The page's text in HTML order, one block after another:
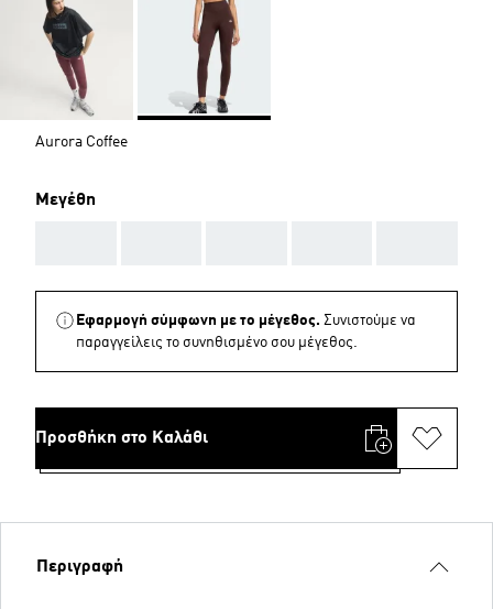
Aurora Coffee
Μεγέθη
Εφαρμογή σύμφωνη με το μέγεθος. Συνιστούμε να
παραγγείλεις το συνηθισμένο σου μέγεθος.
Προσθήκη στο Καλάθι
Περιγραφή